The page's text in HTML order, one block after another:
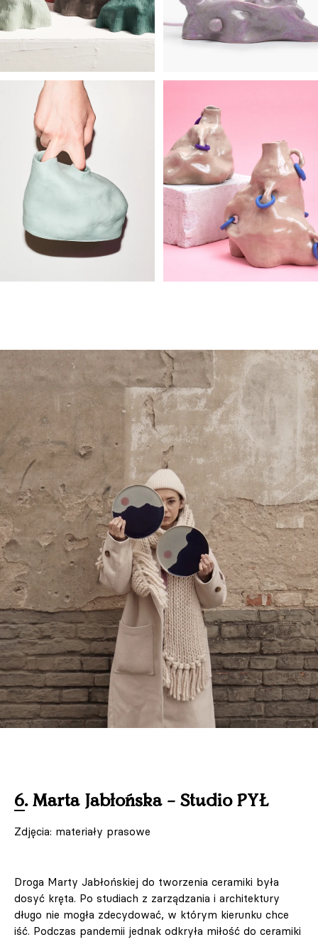
6. Marta Jabłońska – Studio PYŁ
Zdjęcia: materiały prasowe
Droga Marty Jabłońskiej do tworzenia ceramiki była
dosyć kręta. Po studiach z zarządzania i architektury
długo nie mogła zdecydować, w którym kierunku chce
iść. Podczas pandemii jednak odkryła miłość do ceramiki